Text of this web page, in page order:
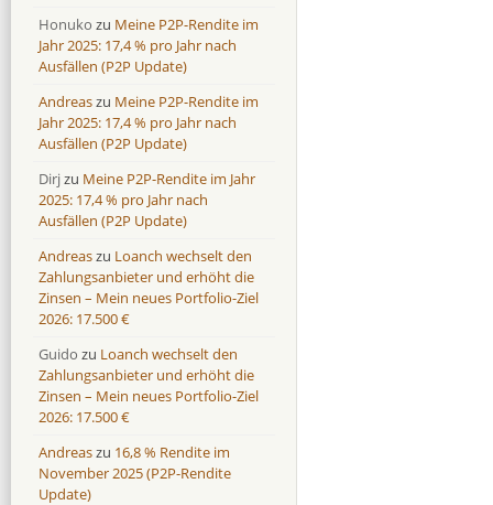
Honuko zu Meine P2P-Rendite im
Jahr 2025: 17,4 % pro Jahr nach
Ausfällen (P2P Update)
Andreaszu Meine P2P-Rendite im
Jahr 2025: 17,4 % pro Jahr nach
Ausfällen (P2P Update)
Dirjzu Meine P2P-Rendite im Jahr
2025: 17,4 % pro Jahr nach
Ausfällen (P2P Update)
Andreaszu Loanch wechselt den
Zahlungsanbieter und erhöht die
Zinsen – Mein neues Portfolio-Ziel
2026: 17.500 €
Guido zu Loanch wechselt den
Zahlungsanbieter und erhöht die
Zinsen – Mein neues Portfolio-Ziel
2026: 17.500 €
Andreaszu 16,8 % Rendite im
November 2025 (P2P-Rendite
Update)